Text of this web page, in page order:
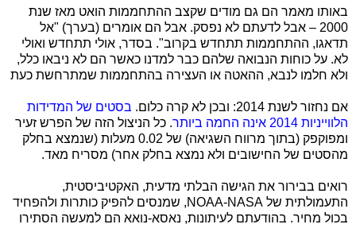
באותו מאמר הם גם מודים שקצב ההתחממות הואט מאז שנת
2000 – אבל לדעתם לא נפסק. אבל הם אומרים (בערך) "אל
תדאגו, ההתחממות תתחדש בקרוב". בסדר, אולי תתחדש ואולי
לא. על כוחות הנבואה שלהם כבר למדנו כאשר הם לא ניבאו כלל,
ולא חלמו לנבא, ההאטה או העצירה בהתחממות שמתרחשת כעת
אם נחזור לשנת 2014: ובכן לא קרה כלום.
בסטים של המדידות
הלווייניות 2014 אינה החמה ביותר
. כל הניצול הזה של הפרש זעיר
ומפוקפק (בתוך מרווח השגיאה) של 0.02 מעלות (שנמצא בחלק
מהסטים של החישובים ולא נמצא בחלק אחר) מסריח מאד.
רואים בבירור את הגישה הבלתי מדעית, האקטיביסטית,
התעמולתית של NASA
-
NOAA, שמנסים להפיק כותרות ולהפחיד
בכול מחיר. בהודעתם לעיתונות, נאסא-נואא הם למעשה הסתירו